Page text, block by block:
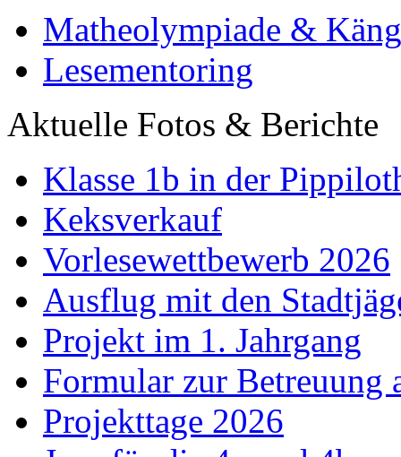
Matheolympiade &
Lesementoring
Aktuelle Fotos & Berichte
Klasse 1b in der
Keksverkauf
Vorlesewettbewerb 2026
Ausflug mit den
Projekt im 1. Jahrgang
Formular zur Betreuung
Projekttage 2026